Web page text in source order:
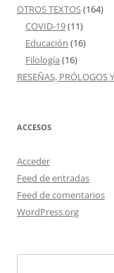
OTROS TEXTOS(164)
COVID-19(11)
Educación (16)
Filología (16)
RESEÑAS, PRÓLOGOS
ACCESOS
Acceder
Feed de entradas
Feed de comentarios
WordPress.org